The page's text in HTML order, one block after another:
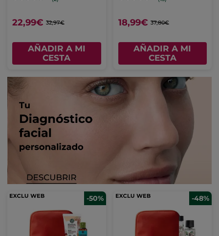
22,99€ 32,97€
AÑADIR A MI
CESTA
18,99€ 37,80€
AÑADIR A MI
CESTA
-50% -48%